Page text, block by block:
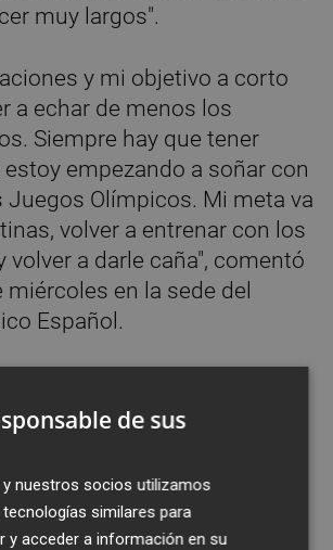
muy largos".
y mi objetivo a corto
a echar de menos los
Siempre hay que tener
empezando a soñar con
Juegos Olímpicos. Mi meta va
volver a entrenar con los
volver a darle caña", comentó
en la sede del
Español.
dejó claro que todavía es
competirá en Paris 2024.
años están más cerca que
pero se pueden hacer muy
a año buscando
de momento un año más
de sus
nuestros socios utilizamos
similares para
y acceder a información en su